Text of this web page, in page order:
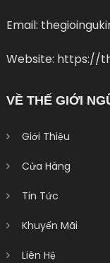
Email:
Website: https://
VỀ THẾ GIỚI
Giới Thiệu
Cửa Hàng
Tin Tức
Khuyến Mãi
Liên Hệ